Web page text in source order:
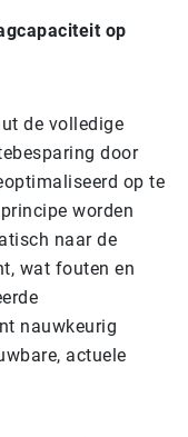
op
de volledige
door
op te
worden
naar de
wat fouten en
nauwkeurig
actuele